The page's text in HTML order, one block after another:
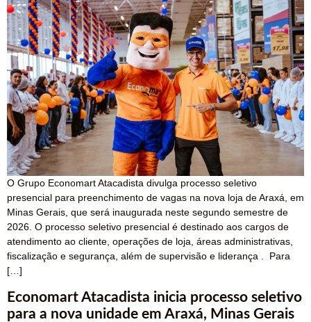
O Grupo Economart Atacadista divulga processo seletivo
presencial para preenchimento de vagas na nova loja de Araxá, em
Minas Gerais, que será inaugurada neste segundo semestre de
2026. O processo seletivo presencial é destinado aos cargos de
atendimento ao cliente, operações de loja, áreas administrativas,
fiscalização e segurança, além de supervisão e liderança . Para
[…]
Economart Atacadista inicia processo seletivo
para a nova unidade em Araxá, Minas Gerais